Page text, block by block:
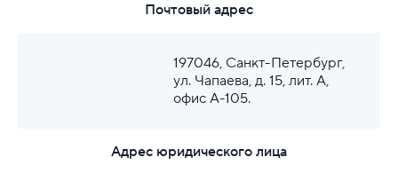
Почтовый адрес
197046, Санкт-Петербург,
ул. Чапаева, д. 15, лит. А,
офис А-105.
Адрес юридического лица